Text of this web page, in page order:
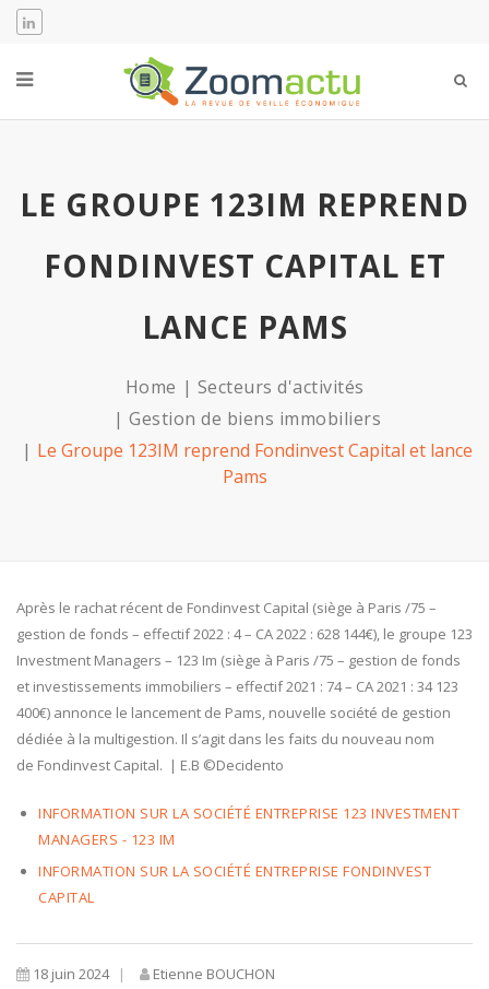
LE GROUPE 123IM REPREND
FONDINVEST CAPITAL ET
LANCE PAMS
Home
Secteurs d'activités
Gestion de biens immobiliers
Le Groupe 123IM reprend Fondinvest Capital et lance
Pams
Après le rachat récent de Fondinvest Capital (siège à Paris /75 –
gestion de fonds – effectif 2022 : 4 – CA 2022 : 628 144€), le groupe 123
Investment Managers – 123 Im (siège à Paris /75 – gestion de fonds
et investissements immobiliers – effectif 2021 : 74 – CA 2021 : 34 123
400€) annonce le lancement de Pams, nouvelle société de gestion
dédiée à la multigestion. Il s’agit dans les faits du nouveau nom
de Fondinvest Capital. | E.B ©Decidento
INFORMATION SUR LA SOCIÉTÉ ENTREPRISE 123 INVESTMENT
MANAGERS - 123 IM
INFORMATION SUR LA SOCIÉTÉ ENTREPRISE FONDINVEST
CAPITAL
18 juin 2024
Etienne BOUCHON